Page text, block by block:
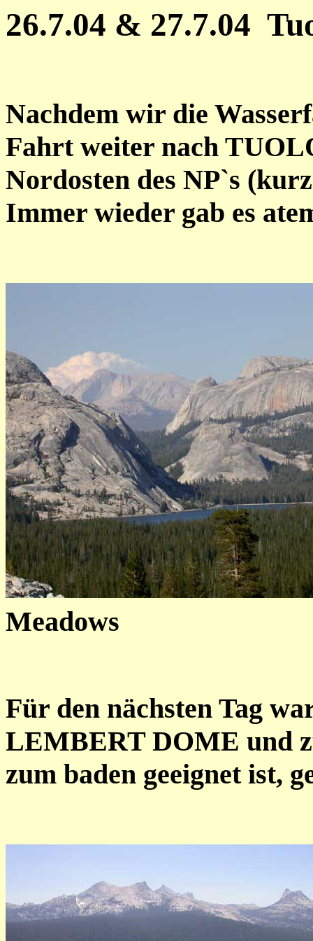
26.7.04 & 27.7.04
Nachdem wir die
Fahrt weiter nach
Nordosten des NP`s
Immer wieder gab es
Meadows
Für den nächsten Tag
LEMBERT DOME und
zum baden geeignet ist,